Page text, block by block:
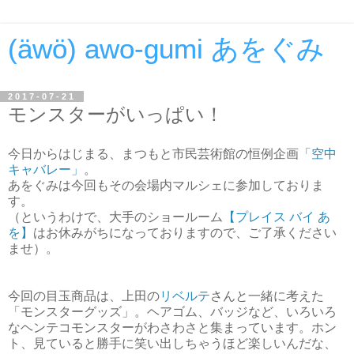
(äwö) awo-gumi あをぐみ
2017-07-21
モンスターがいっぱい！
今日からはじまる、まつもと市民芸術館の恒例企画 「空中
キャバレー」
。
あをぐみは今回もその会場内マルシェに参加しておりま
す。
（というわけで、大手のショールーム
【プレイス バイ あ
を】 はお休みがちになっておりますので、ご了承ください
ませ）。
今回の目玉商品は、上田のリベルテさんと一緒に考えた
「モンスターグッズ」。ヘアゴム、バッジなど、いろいろ
なヘンテコモンスターがわさわさと集まっています。ホン
ト、見ていると勝手に笑い出しちゃうほど楽しいんだな、